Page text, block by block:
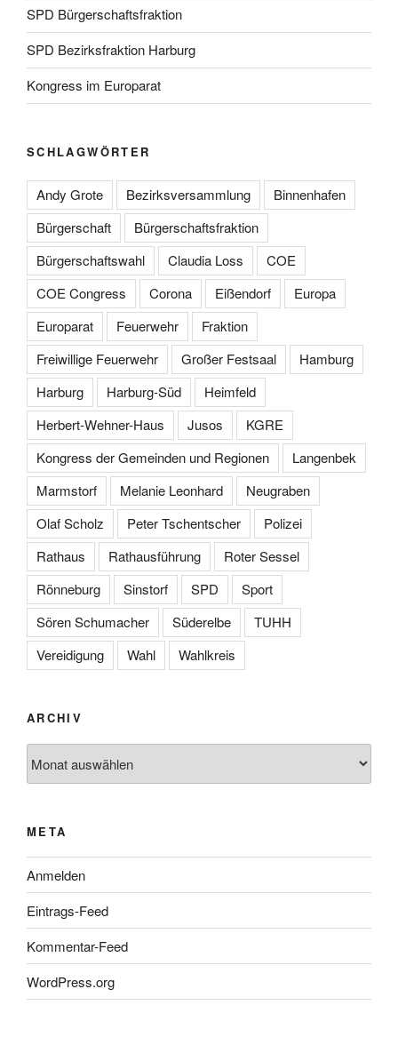
SPD Bürgerschaftsfraktion
SPD Bezirksfraktion Harburg
Kongress im Europarat
SCHLAGWÖRTER
Andy Grote Bezirksversammlung
Binnenhafen
Bürgerschaft
Bürgerschaftsfraktion
Bürgerschaftswahl
Claudia Loss
COE
COE Congress
Corona Eißendorf
Europa
Europarat
Feuerwehr
Fraktion
Freiwillige Feuerwehr
Großer Festsaal
Hamburg
Harburg
Harburg-Süd
Heimfeld
Herbert-Wehner-Haus
Jusos
KGRE
Kongress der Gemeinden und Regionen
Langenbek
Marmstorf
Melanie Leonhard
Neugraben
Olaf Scholz
Peter Tschentscher
Polizei
Rathaus
Rathausführung
Roter Sessel
Rönneburg
Sinstorf SPD
Sport
Sören Schumacher
Süderelbe
TUHH
Vereidigung
Wahl Wahlkreis
ARCHIV
META
Anmelden
Eintrags-Feed
Kommentar-Feed
WordPress.org